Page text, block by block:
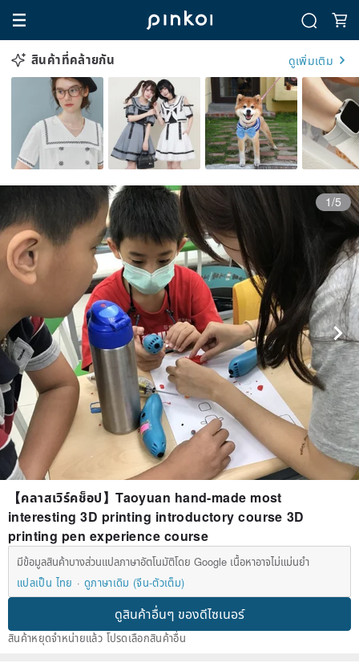
สินค้าที่คล้ายกัน ดูเพิ่มเติม
1/5
【คลาสเวิร์คช็อป】Taoyuan hand-made most
interesting 3D printing introductory course 3D
printing pen experience course
มีข้อมูลสินค้าบางส่วนแปลภาษาอัตโนมัติโดย Google เนื้อหาอาจไม่แม่นยำ
แปลเป็น ไทย
ดูภาษาเดิม (จีน-ตัวเต็ม)
ดูสินค้าอื่นๆ ของดีไซเนอร์
สินค้าหยุดจำหน่ายแล้ว โปรดเลือกสินค้าอื่น